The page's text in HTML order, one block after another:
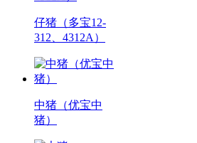
仔猪（多宝12-
312、4312A）
中猪（优宝中
猪）